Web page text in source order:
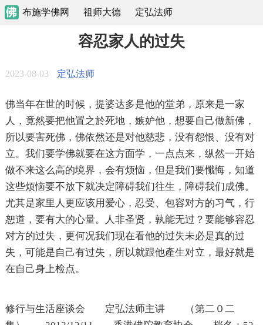
布施学佛网 祖师大德 定弘法师
容忍家人的过失
2023-08-03 定弘法师
佛当年在世的时候，提婆达多是他的堂弟，原来是一家
人，竟然要把他置之於死地，嫉妒他，想要自己做新佛，
所以要害死佛，佛依然还是对他慈悲，没有怨恨、没有对
立。我们要学佛就要在这方面学，一点点来，纵然一开始
做不来这么高的境界，会有烦恼，但是我们要懺悔，知道
这些烦恼要不放下就决定障碍我们往生，障碍我们成佛。
尤其是家里人更应该用爱心，忍受、包容对方的习气，行
恕道，要有大的心量。人非圣贤，孰能无过？要能够容忍
对方的过失，更何况我们现在看他的过失未必是真的过
失，可能是自己有过失，所以就跟他產生对立，最好就是
在自己身上检点。
修行与生活座谈会 定弘法师主讲 （第二０二